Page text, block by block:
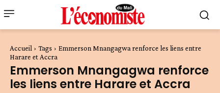
Accueil Tags
Emmerson Mnangagwa renforce les liens entre
Harare et Accra
Emmerson Mnangagwa renforce
les liens entre Harare et Accra